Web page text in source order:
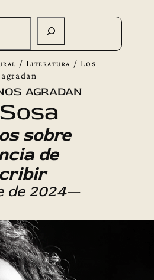
/ Literatura / Los
agradan
sobre
de
de 2024—